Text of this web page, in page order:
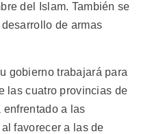
del Islam. También se
de armas
gobierno trabajará para
las cuatro provincias de
enfrentado a las
favorecer a las de